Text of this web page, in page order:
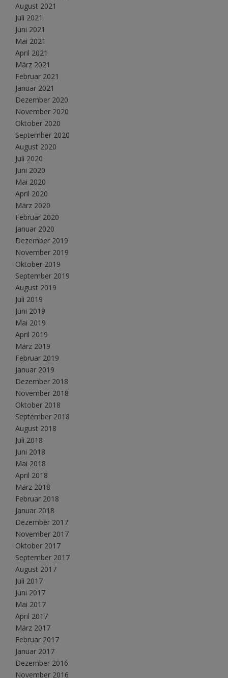
August 2021
Juli 2021
Juni 2021
Mai 2021
April 2021
März 2021
Februar 2021
Januar 2021
Dezember 2020
November 2020
Oktober 2020
September 2020
August 2020
Juli 2020
Juni 2020
Mai 2020
April 2020
März 2020
Februar 2020
Januar 2020
Dezember 2019
November 2019
Oktober 2019
September 2019
August 2019
Juli 2019
Juni 2019
Mai 2019
April 2019
März 2019
Februar 2019
Januar 2019
Dezember 2018
November 2018
Oktober 2018
September 2018
August 2018
Juli 2018
Juni 2018
Mai 2018
April 2018
März 2018
Februar 2018
Januar 2018
Dezember 2017
November 2017
Oktober 2017
September 2017
August 2017
Juli 2017
Juni 2017
Mai 2017
April 2017
März 2017
Februar 2017
Januar 2017
Dezember 2016
November 2016